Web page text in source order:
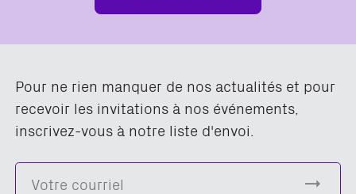
Pour ne rien manquer de nos actualités et pour
recevoir les invitations à nos événements,
inscrivez-vous à notre liste d'envoi.